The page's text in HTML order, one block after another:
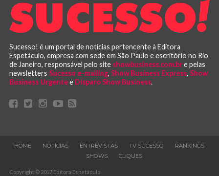
Sucesso! é um portal de notícias pertencente à Editora
Espetáculo, empresa com sede em São Paulo e escritório no Rio
de Janeiro, responsável pelo site showbusiness.com.bre pelas
newsletters Sucesso e-mailing, Show Business Express, Show
Business Urgentee Disparo Show Business.
HOME NOTÍCIAS ENTREVISTAS TV SUCESSO
RANKINGS
SHOWS
CLIQUES
Copyright © 2017 Editora Espetáculo